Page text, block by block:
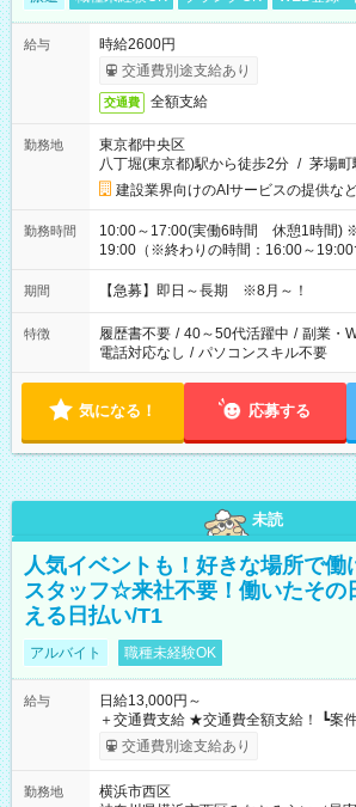
給与
時給2600円
交通費別途支給あり
交通費 全額支給
勤務地
東京都中央区
八丁堀(東京都)駅から徒歩2分 / 茅場町
建設業界向けのAIサービスの提供な
勤務時間
10:00～17:00(実働6時間 休憩1時間)
19:00（※終わりの時間：16:00～19:00
期間 【急募】即日～長期 ※8月～！
特徴 履歴書不要 / 40～50代活躍中 / 副業・
電話対応なし / パソコンスキル不要
気になる！ 応募する
未読
人気イベントも！好きな場所で働
スタッフ☆来社不要！働いたその
える日払い/T1
アルバイト 職種未経験OK
給与
日給13,000円～
＋交通費支給 ★交通費全額支給！ ┗案件により規定あり ★日払
いOK！（規定あり） ┗働いたその日に
ンビニATMから 日払い分を引き落とせます！ 【試用
交通費別途支給あり
勤務地
横浜市西区